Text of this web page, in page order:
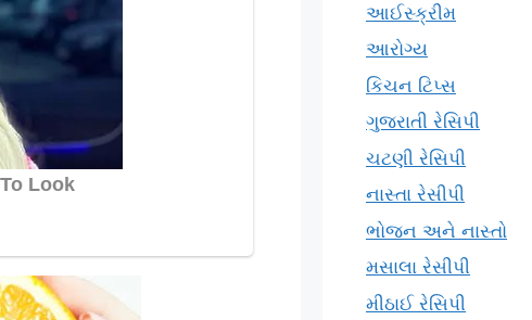
આઈસ્ક્રીમ
આરોગ્ય
કિચન ટિપ્સ
ગુજરાતી રેસિપી
ચટણી રેસિપી
નાસ્તા રેસીપી
ભોજન અને નાસ્તો
મસાલા રેસીપી
મીઠાઈ રેસિપી